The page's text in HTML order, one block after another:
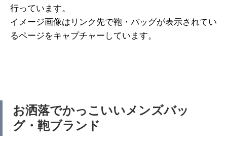
行っています。
イメージ画像はリンク先で鞄・バッグが表示されてい
るページをキャプチャーしています。
お洒落でかっこいいメンズバッ
グ・鞄ブランド